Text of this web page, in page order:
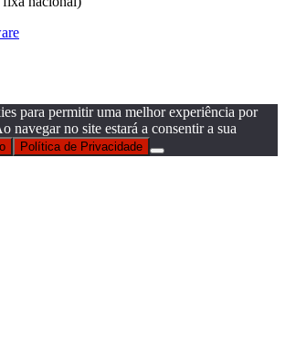
para permitir uma melhor experiência por
navegar no site estará a consentir a sua
Política de Privacidade